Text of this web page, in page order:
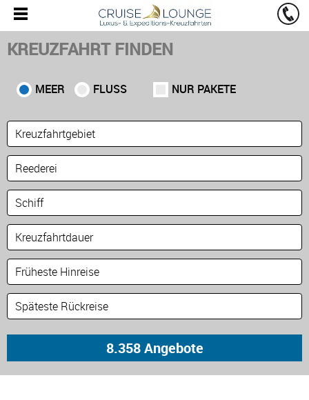
KREUZFAHRT FINDEN
MEER FLUSS NUR PAKETE